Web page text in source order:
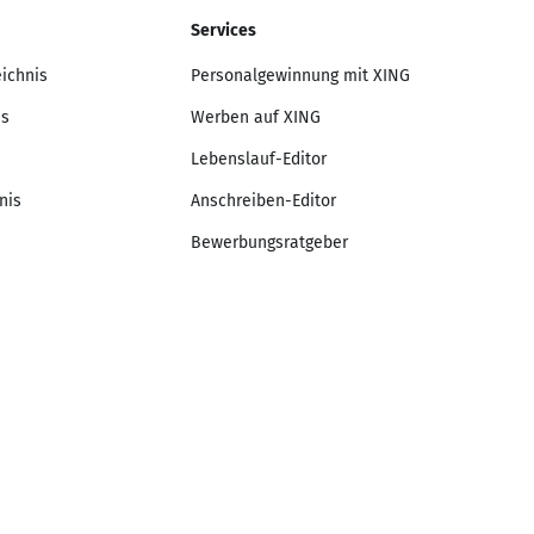
Services
Personalgewinnung mit XING
Werben auf XING
Lebenslauf-Editor
Anschreiben-Editor
Bewerbungsratgeber